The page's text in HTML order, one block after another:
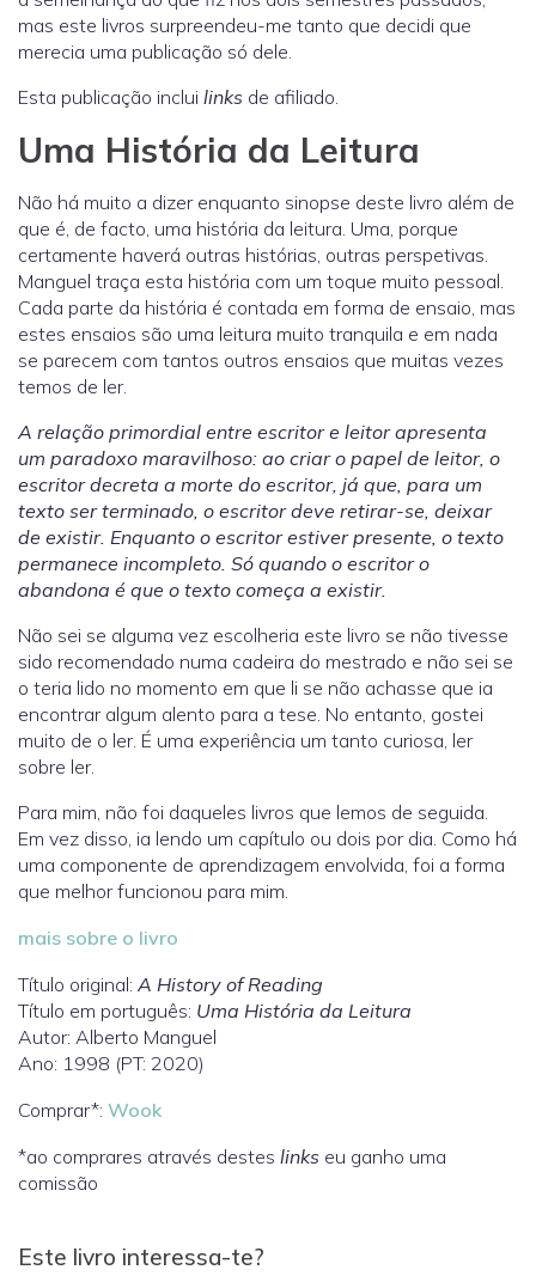
mas este livros surpreendeu-me tanto que decidi que
merecia uma publicação só dele.
Esta publicação inclui links de afiliado.
Uma História da Leitura
Não há muito a dizer enquanto sinopse deste livro além de
que é, de facto, uma história da leitura. Uma, porque
certamente haverá outras histórias, outras perspetivas.
Manguel traça esta história com um toque muito pessoal.
Cada parte da história é contada em forma de ensaio, mas
estes ensaios são uma leitura muito tranquila e em nada
se parecem com tantos outros ensaios que muitas vezes
temos de ler.
A relação primordial entre escritor e leitor apresenta
um paradoxo maravilhoso: ao criar o papel de leitor, o
escritor decreta a morte do escritor, já que, para um
texto ser terminado, o escritor deve retirar-se, deixar
de existir. Enquanto o escritor estiver presente, o texto
permanece incompleto. Só quando o escritor o
abandona é que o texto começa a existir.
Não sei se alguma vez escolheria este livro se não tivesse
sido recomendado numa cadeira do mestrado e não sei se
o teria lido no momento em que li se não achasse que ia
encontrar algum alento para a tese. No entanto, gostei
muito de o ler. É uma experiência um tanto curiosa, ler
sobre ler.
Para mim, não foi daqueles livros que lemos de seguida.
Em vez disso, ia lendo um capítulo ou dois por dia. Como há
uma componente de aprendizagem envolvida, foi a forma
que melhor funcionou para mim.
mais sobre o livro
Título original: A History of Reading
Título em português: Uma História da Leitura
Autor: Alberto Manguel
Ano: 1998 (PT: 2020)
Comprar*: Wook
*ao comprares através destes links eu ganho uma
comissão
Este livro interessa-te?